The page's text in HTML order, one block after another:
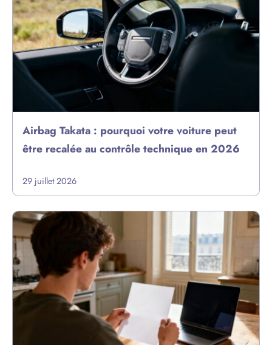
Airbag Takata : pourquoi votre voiture peut
être recalée au contrôle technique en 2026
29 juillet 2026